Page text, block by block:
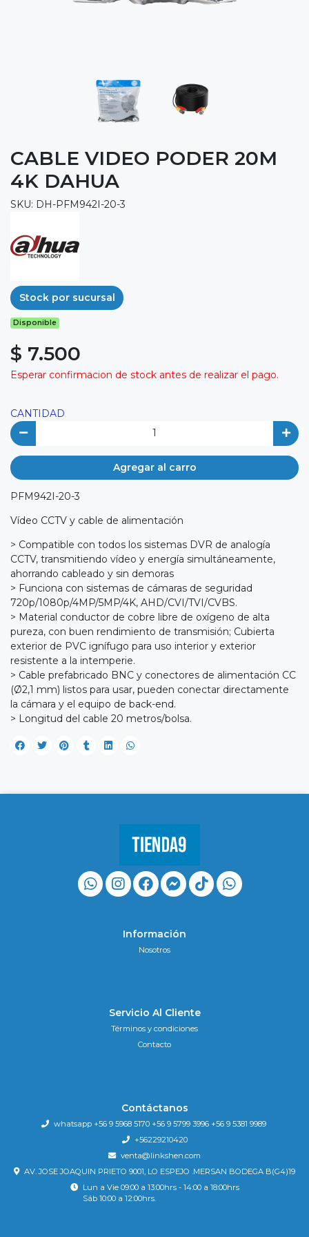
CABLE VIDEO PODER 20M
4K DAHUA
SKU: DH-PFM942I-20-3
Stock por sucursal
Disponible
$ 7.500
Esperar confirmacion de stock antes de realizar el pago.
CANTIDAD
Agregar al carro
PFM942I-20-3
Vídeo CCTV y cable de alimentación
> Compatible con todos los sistemas DVR de analogía
CCTV, transmitiendo vídeo y energía simultáneamente,
ahorrando cableado y sin demoras
> Funciona con sistemas de cámaras de seguridad
720p/1080p/4MP/5MP/4K, AHD/CVI/TVI/CVBS.
> Material conductor de cobre libre de oxígeno de alta
pureza, con buen rendimiento de transmisión; Cubierta
exterior de PVC ignífugo para uso interior y exterior
resistente a la intemperie.
> Cable prefabricado BNC y conectores de alimentación CC
(Ø2,1 mm) listos para usar, pueden conectar directamente
la cámara y el equipo de back-end.
> Longitud del cable 20 metros/bolsa.
Información
Nosotros
Servicio Al Cliente
Términos y condiciones
Contacto
Contáctanos
whatsapp +56 9 5968 5170 +56 9 5799 3996 +56 9 5381 9989
+56229210420
venta@linkshen.com
AV. JOSE JOAQUIN PRIETO 9001, LO ESPEJO .MERSAN BODEGA B(G4)19
Lun a Vie 09:00 a 13:00hrs - 14:00 a 18:00hrs
Sáb 10:00 a 12:00hrs.